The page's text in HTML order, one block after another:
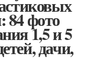
84 фото
1,5 и 5
дачи,